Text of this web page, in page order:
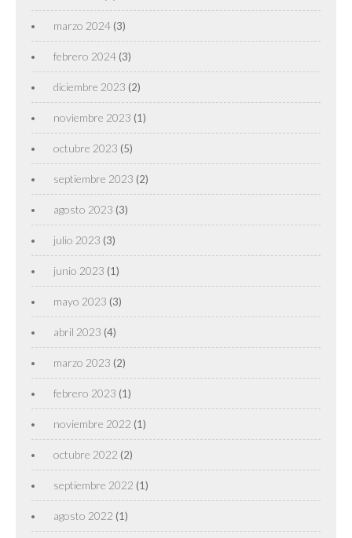
marzo 2024 (3)
febrero 2024 (3)
diciembre 2023 (2)
noviembre 2023 (1)
octubre 2023 (5)
septiembre 2023 (2)
agosto 2023 (3)
julio 2023 (3)
junio 2023 (1)
mayo 2023 (3)
abril 2023 (4)
marzo 2023 (2)
febrero 2023 (1)
noviembre 2022 (1)
octubre 2022 (2)
septiembre 2022 (1)
agosto 2022 (1)